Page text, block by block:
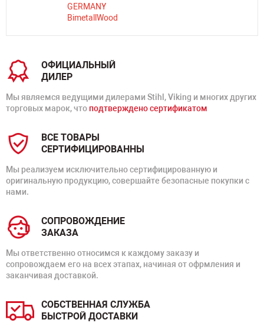
ОФИЦИАЛЬНЫЙ
ДИЛЕР
Мы являемся ведущими дилерами Stihl, Viking и многих других
торговых марок, что подтверждено сертификатом
ВСЕ ТОВАРЫ
СЕРТИФИЦИРОВАННЫ
Мы реализуем исключительно сертифицированную и
оригинальную продукцию, совершайте безопасные покупки с
нами.
СОПРОВОЖДЕНИЕ
ЗАКАЗА
Мы ответственно относимся к каждому заказу и
сопровождаем его на всех этапах, начиная от офрмления и
заканчивая доставкой.
СОБСТВЕННАЯ СЛУЖБА
БЫСТРОЙ ДОСТАВКИ